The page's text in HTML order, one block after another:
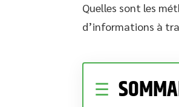
Quelles sont les
d’informations à